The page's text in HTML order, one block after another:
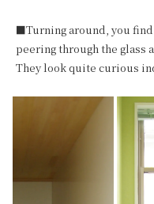
■Turning around, you find
peering through the glass
They look quite curious